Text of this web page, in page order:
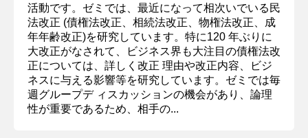
活動です。ゼミでは、最近になって相次いでいる民
法改正 (債権法改正、相続法改正、物権法改正、成
年年齢改正)を研究しています。特に120 年ぶりに
大改正がなされて、ビジネス界も大注目の債権法改
正については、詳しく改正 理由や改正内容、ビジ
ネスに与える影響等を研究しています。ゼミでは毎
週グループデ ィスカッションの機会があり、論理
性が重要であるため、相手の...